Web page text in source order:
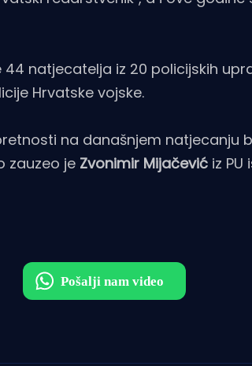
natjecatelja iz 20 policijskih
Hrvatske vojske.
na današnjem natjecanju
zauzeo je Zvonimir Mijačević iz